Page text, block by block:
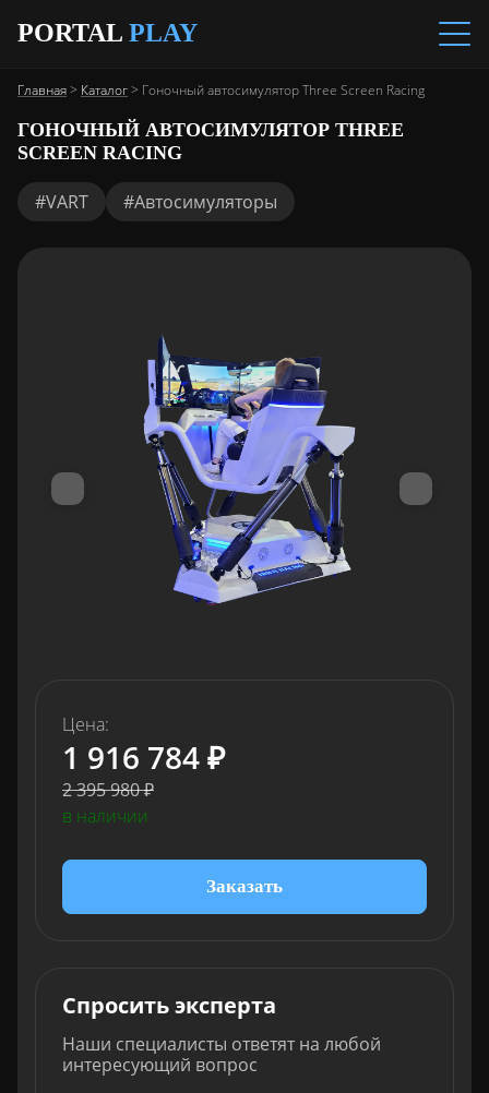
PORTAL PLAY
Главная> Каталог> Гоночный автосимулятор Three Screen Racing
ГОНОЧНЫЙ АВТОСИМУЛЯТОР THREE
SCREEN RACING
#VART #Автосимуляторы
Цена:
1 916 784 ₽
2 395 980 ₽
в наличии
Заказать
Спросить эксперта
Наши специалисты ответят на любой
интересующий вопрос